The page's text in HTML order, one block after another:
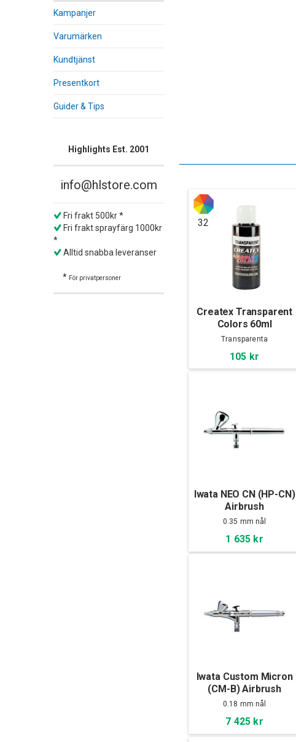
Kampanjer
Varumärken
Kundtjänst
Presentkort
Guider & Tips
Highlights Est. 2001
info@hlstore.com
Fri frakt 500kr *
Fri frakt sprayfärg 1000kr
*
Alltid snabba leveranser
* För privatpersoner
32
Createx Transparent
Colors 60ml
Transparenta
105 kr
Iwata NEO CN (HP-CN)
Airbrush
0.35 mm nål
1 635 kr
Iwata Custom Micron
(CM-B) Airbrush
0.18 mm nål
7 425 kr